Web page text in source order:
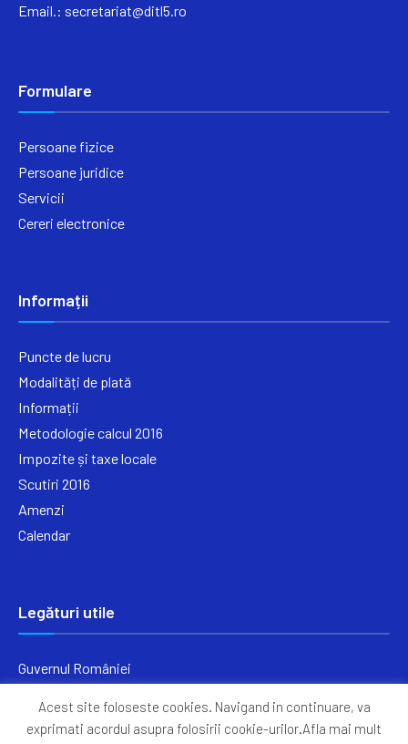
Email.: secretariat@ditl5.ro
Formulare
Persoane fizice
Persoane juridice
Servicii
Cereri electronice
Informații
Puncte de lucru
Modalități de plată
Informații
Metodologie calcul 2016
Impozite și taxe locale
Scutiri 2016
Amenzi
Calendar
Legături utile
Guvernul României
Acest site foloseste cookies. Navigand in continuare, va
exprimati acordul asupra folosirii cookie-urilor.Afla mai mult